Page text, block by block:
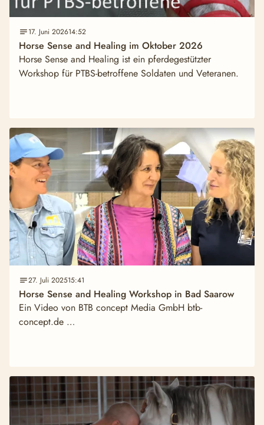
17. Juni 202614:52
Horse Sense and Healing im Oktober 2026
Horse Sense and Healing ist ein pferdegestützter
Workshop für PTBS-betroffene Soldaten und Veteranen.
27. Juli 202515:41
Horse Sense and Healing Workshop in Bad Saarow
Ein Video von BTB concept Media GmbH btb-
concept.de …